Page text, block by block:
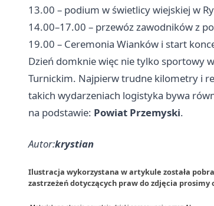
13.00 – podium w świetlicy wiejskiej w
14.00–17.00 – przewóz zawodników z
19.00 – Ceremonia Wianków i start
Dzień domknie więc nie tylko sportowy
Turnickim. Najpierw trudne kilometry i
takich wydarzeniach logistyka bywa
na podstawie: Powiat Przemyski.
Autor:krystian
Ilustracja wykorzystana w artykule została
zastrzeżeń dotyczących praw do zdjęcia prosimy